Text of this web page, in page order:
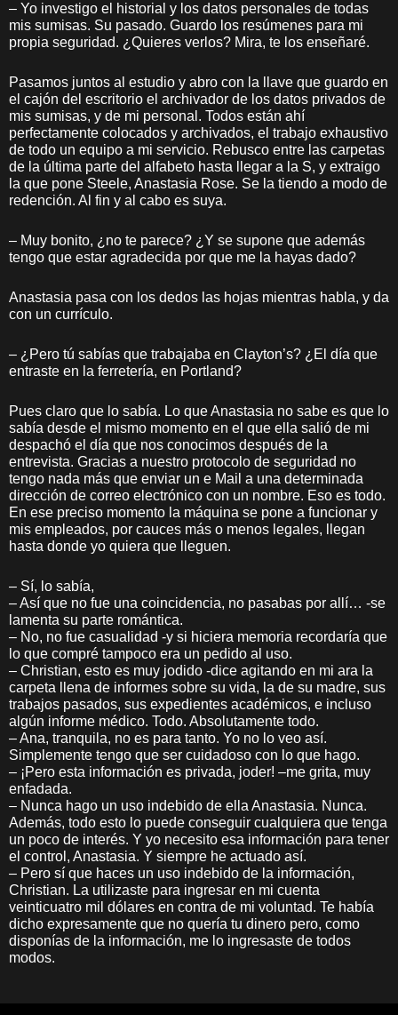
– Yo investigo el historial y los datos personales de todas
mis sumisas. Su pasado. Guardo los resúmenes para mi
propia seguridad. ¿Quieres verlos? Mira, te los enseñaré.
Pasamos juntos al estudio y abro con la llave que guardo en
el cajón del escritorio el archivador de los datos privados de
mis sumisas, y de mi personal. Todos están ahí
perfectamente colocados y archivados, el trabajo exhaustivo
de todo un equipo a mi servicio. Rebusco entre las carpetas
de la última parte del alfabeto hasta llegar a la S, y extraigo
la que pone Steele, Anastasia Rose. Se la tiendo a modo de
redención. Al fin y al cabo es suya.
– Muy bonito, ¿no te parece? ¿Y se supone que además
tengo que estar agradecida por que me la hayas dado?
Anastasia pasa con los dedos las hojas mientras habla, y da
con un currículo.
– ¿Pero tú sabías que trabajaba en Clayton’s? ¿El día que
entraste en la ferretería, en Portland?
Pues claro que lo sabía. Lo que Anastasia no sabe es que lo
sabía desde el mismo momento en el que ella salió de mi
despachó el día que nos conocimos después de la
entrevista. Gracias a nuestro protocolo de seguridad no
tengo nada más que enviar un e Mail a una determinada
dirección de correo electrónico con un nombre. Eso es todo.
En ese preciso momento la máquina se pone a funcionar y
mis empleados, por cauces más o menos legales, llegan
hasta donde yo quiera que lleguen.
– Sí, lo sabía,
– Así que no fue una coincidencia, no pasabas por allí… -se
lamenta su parte romántica.
– No, no fue casualidad -y si hiciera memoria recordaría que
lo que compré tampoco era un pedido al uso.
– Christian, esto es muy jodido -dice agitando en mi ara la
carpeta llena de informes sobre su vida, la de su madre, sus
trabajos pasados, sus expedientes académicos, e incluso
algún informe médico. Todo. Absolutamente todo.
– Ana, tranquila, no es para tanto. Yo no lo veo así.
Simplemente tengo que ser cuidadoso con lo que hago.
– ¡Pero esta información es privada, joder! –me grita, muy
enfadada.
– Nunca hago un uso indebido de ella Anastasia. Nunca.
Además, todo esto lo puede conseguir cualquiera que tenga
un poco de interés. Y yo necesito esa información para tener
el control, Anastasia. Y siempre he actuado así.
– Pero sí que haces un uso indebido de la información,
Christian. La utilizaste para ingresar en mi cuenta
veinticuatro mil dólares en contra de mi voluntad. Te había
dicho expresamente que no quería tu dinero pero, como
disponías de la información, me lo ingresaste de todos
modos.